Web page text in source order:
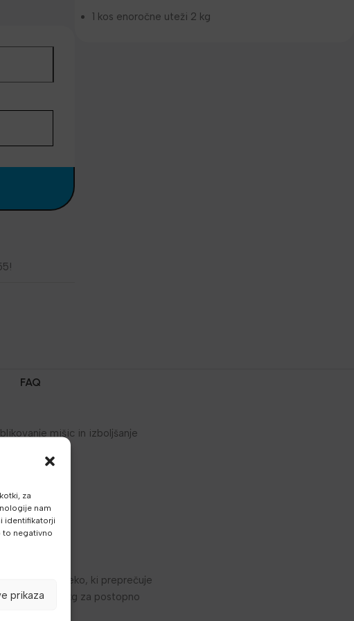
za
nam
identifikatorji
to negativno
prikaza
1 kos enoročne uteži 2 kg
FAQ
mišic in izboljšanje
prevleko, ki preprečuje
kg, 4 kg in 5 kg za postopno